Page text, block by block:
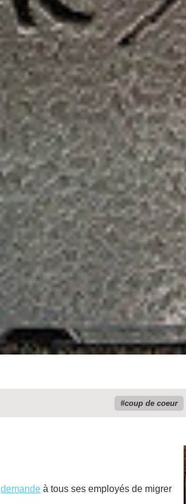
coup de coeur
demande à tous ses employés de migrer